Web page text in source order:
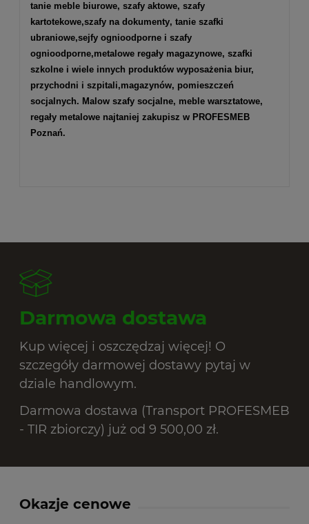
tanie meble biurowe, szafy aktowe, szafy
kartotekowe,szafy na dokumenty, tanie szafki
ubraniowe,sejfy ognioodporne i szafy
ognioodporne,metalowe regały magazynowe, szafki
szkolne i wiele innych produktów wyposażenia biur,
przychodni i szpitali,magazynów, pomieszczeń
socjalnych. Malow szafy socjalne, meble warsztatowe,
regały metalowe najtaniej zakupisz w PROFESMEB
Poznań.
Darmowa dostawa
Kup więcej i oszczędzaj więcej! O
szczegóły darmowej dostawy pytaj w
dziale handlowym.
Darmowa dostawa (Transport PROFESMEB
- TIR zbiorczy) już od 9 500,00 zł.
Okazje cenowe